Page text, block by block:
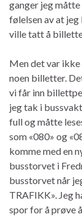
ganger jeg
følelsen av at
ville tatt å
Men det var ikke
noen billetter.
vi får inn
jeg tak i
full og måtte
som «080» og
komme med en
busstorvet i
busstorvet når
TRAFIKK». Jeg
spor for å prøve